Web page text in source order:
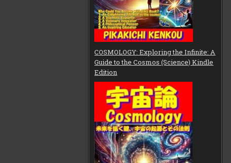
COSMOLOGY: Exploring the Infinite: A
Guide to the Cosmos (Science) Kindle
Edition